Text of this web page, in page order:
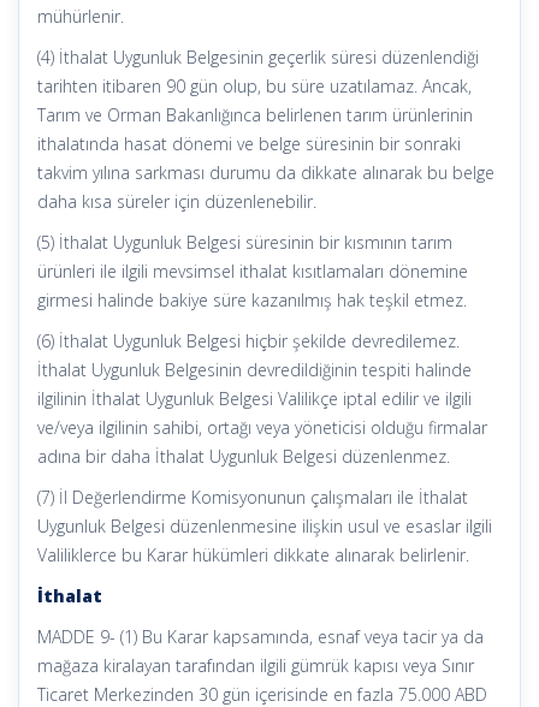
mühürlenir.
(4) İthalat Uygunluk Belgesinin geçerlik süresi düzenlendiği
tarihten itibaren 90 gün olup, bu süre uzatılamaz. Ancak,
Tarım ve Orman Bakanlığınca belirlenen tarım ürünlerinin
ithalatında hasat dönemi ve belge süresinin bir sonraki
takvim yılına sarkması durumu da dikkate alınarak bu belge
daha kısa süreler için düzenlenebilir.
(5) İthalat Uygunluk Belgesi süresinin bir kısmının tarım
ürünleri ile ilgili mevsimsel ithalat kısıtlamaları dönemine
girmesi halinde bakiye süre kazanılmış hak teşkil etmez.
(6) İthalat Uygunluk Belgesi hiçbir şekilde devredilemez.
İthalat Uygunluk Belgesinin devredildiğinin tespiti halinde
ilgilinin İthalat Uygunluk Belgesi Valilikçe iptal edilir ve ilgili
ve/veya ilgilinin sahibi, ortağı veya yöneticisi olduğu firmalar
adına bir daha İthalat Uygunluk Belgesi düzenlenmez.
(7) İl Değerlendirme Komisyonunun çalışmaları ile İthalat
Uygunluk Belgesi düzenlenmesine ilişkin usul ve esaslar ilgili
Valiliklerce bu Karar hükümleri dikkate alınarak belirlenir.
İthalat
MADDE 9- (1) Bu Karar kapsamında, esnaf veya tacir ya da
mağaza kiralayan tarafından ilgili gümrük kapısı veya Sınır
Ticaret Merkezinden 30 gün içerisinde en fazla 75.000 ABD